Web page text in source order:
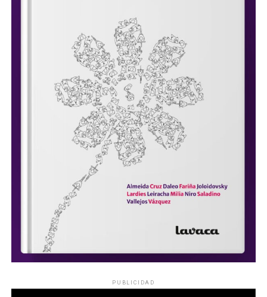
PUBLICIDAD